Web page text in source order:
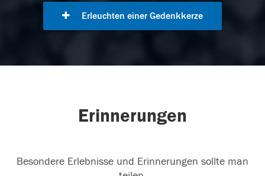
Erleuchten einer Gedenkkerze
Erinnerungen
Besondere Erlebnisse und Erinnerungen sollte man